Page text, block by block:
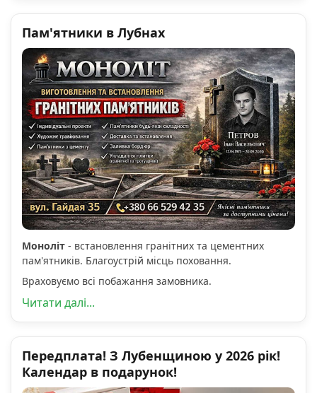
Пам'ятники в Лубнах
Моноліт - встановлення гранітних та цементних
пам'ятників. Благоустрій місць поховання.
Враховуємо всі побажання замовника.
Читати далі...
Передплата! З Лубенщиною у 2026 рік!
Календар в подарунок!